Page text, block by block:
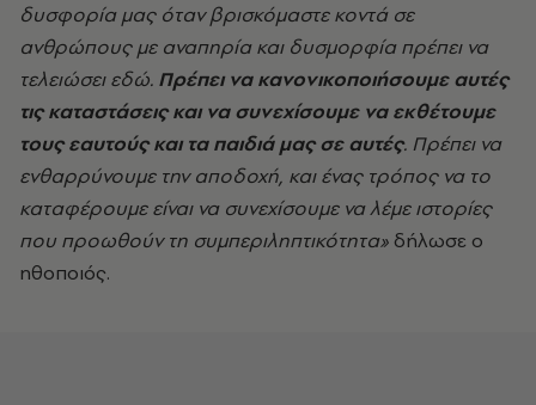
δυσφορία μας όταν βρισκόμαστε κοντά σε
ανθρώπους με αναπηρία και δυσμορφία πρέπει να
τελειώσει εδώ. Πρέπει να κανονικοποιήσουμε αυτές
τις καταστάσεις και να συνεχίσουμε να εκθέτουμε
τους εαυτούς και τα παιδιά μας σε αυτές. Πρέπει να
ενθαρρύνουμε την αποδοχή, και ένας τρόπος να το
καταφέρουμε είναι να συνεχίσουμε να λέμε ιστορίες
που προωθούν τη συμπεριληπτικότητα» δήλωσε ο
ηθοποιός.